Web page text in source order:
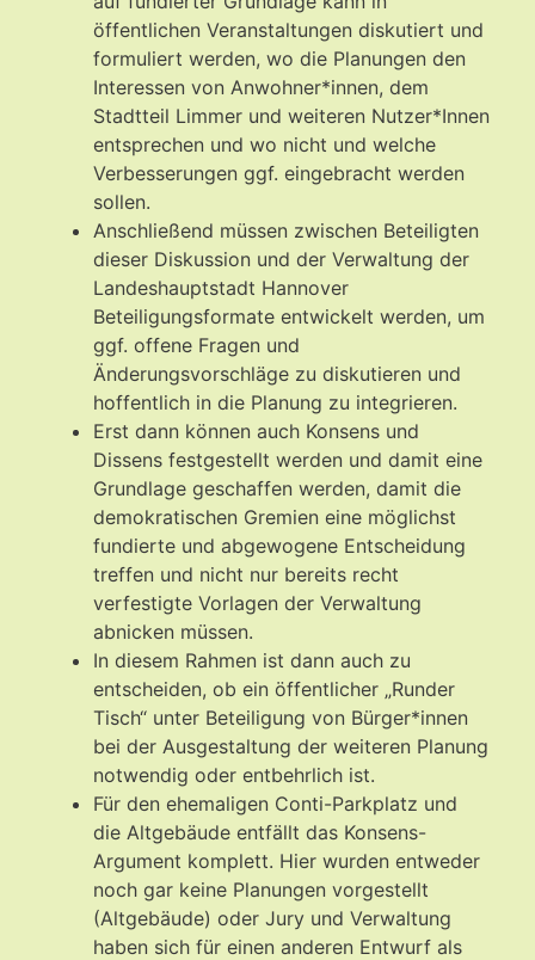
öffentlichen Veranstaltungen diskutiert und
formuliert werden, wo die Planungen den
Interessen von Anwohner*innen, dem
Stadtteil Limmer und weiteren Nutzer*Innen
entsprechen und wo nicht und welche
Verbesserungen ggf. eingebracht werden
sollen.
Anschließend müssen zwischen Beteiligten
dieser Diskussion und der Verwaltung der
Landeshauptstadt Hannover
Beteiligungsformate entwickelt werden, um
ggf. offene Fragen und
Änderungsvorschläge zu diskutieren und
hoffentlich in die Planung zu integrieren.
Erst dann können auch Konsens und
Dissens festgestellt werden und damit eine
Grundlage geschaffen werden, damit die
demokratischen Gremien eine möglichst
fundierte und abgewogene Entscheidung
treffen und nicht nur bereits recht
verfestigte Vorlagen der Verwaltung
abnicken müssen.
In diesem Rahmen ist dann auch zu
entscheiden, ob ein öffentlicher „Runder
Tisch“ unter Beteiligung von Bürger*innen
bei der Ausgestaltung der weiteren Planung
notwendig oder entbehrlich ist.
Für den ehemaligen Conti-Parkplatz und
die Altgebäude entfällt das Konsens-
Argument komplett. Hier wurden entweder
noch gar keine Planungen vorgestellt
(Altgebäude) oder Jury und Verwaltung
haben sich für einen anderen Entwurf als